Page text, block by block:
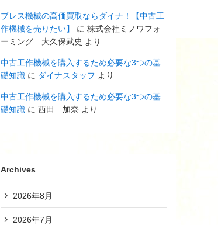
プレス機械の高価買取ならダイナ！【中古工
作機械を売りたい】
に 株式会社ミノワフォ
ーミング 大久保武史 より
中古工作機械を購入するため必要な3つの基
礎知識 に ダイナスタッフ より
中古工作機械を購入するため必要な3つの基
礎知識 に 西田 加奈 より
Archives
2026年8月
2026年7月